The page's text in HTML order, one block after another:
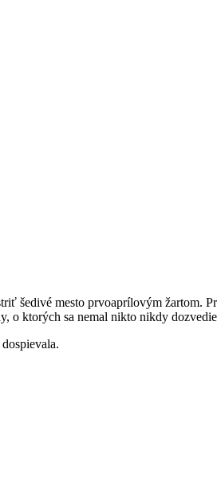
šedivé mesto prvoaprílovým žartom.
o ktorých sa nemal nikto nikdy